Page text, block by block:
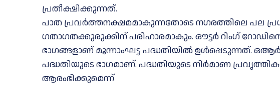
പ്രതീക്ഷിക്കുന്നത്.
പാത പ്രവർത്തനക്ഷമമാകുന്നതോടെ നഗരത്തിലെ പല
ഗതാഗതക്കുരുക്കിന് പരിഹാരമാകും. ഔട്ടർ റിംഗ്
ഭാഗങ്ങളാണ് മൂന്നാംഘട്ട പദ്ധതിയിൽ ഉൾപ്പെടുന്നത്.
പദ്ധതിയുടെ ഭാഗമാണ്. പദ്ധതിയുടെ നിർമാണ
ആരംഭിക്കുമെന്ന്